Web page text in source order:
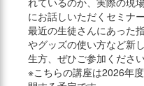
にお話しいただくセミナー
最近の生徒さんにあった
やグッズの使い方など新
生方、ぜひご参加くださ
※こちらの講座は2026年